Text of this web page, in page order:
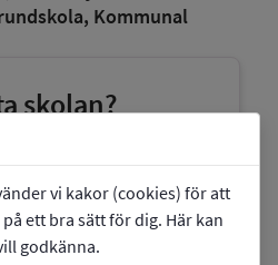
vi kakor (cookies) för att
ett bra sätt för dig. Här kan
godkänna.
, Kommunal
skolan?